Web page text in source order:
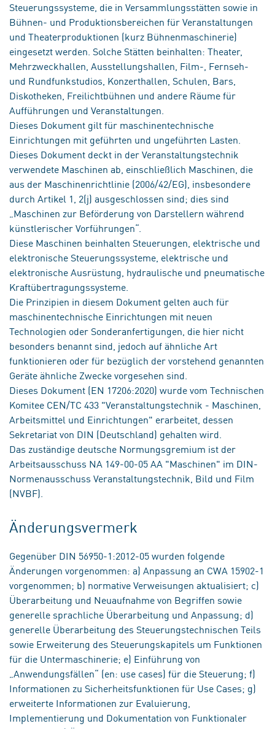
Steuerungssysteme, die in Versammlungsstätten sowie in
Bühnen- und Produktionsbereichen für Veranstaltungen
und Theaterproduktionen (kurz Bühnenmaschinerie)
eingesetzt werden. Solche Stätten beinhalten: Theater,
Mehrzweckhallen, Ausstellungshallen, Film-, Fernseh-
und Rundfunkstudios, Konzerthallen, Schulen, Bars,
Diskotheken, Freilichtbühnen und andere Räume für
Aufführungen und Veranstaltungen.
Dieses Dokument gilt für maschinentechnische
Einrichtungen mit geführten und ungeführten Lasten.
Dieses Dokument deckt in der Veranstaltungstechnik
verwendete Maschinen ab, einschließlich Maschinen, die
aus der Maschinenrichtlinie (2006/42/EG), insbesondere
durch Artikel 1, 2(j) ausgeschlossen sind; dies sind
„Maschinen zur Beförderung von Darstellern während
künstlerischer Vorführungen“.
Diese Maschinen beinhalten Steuerungen, elektrische und
elektronische Steuerungssysteme, elektrische und
elektronische Ausrüstung, hydraulische und pneumatische
Kraftübertragungssysteme.
Die Prinzipien in diesem Dokument gelten auch für
maschinentechnische Einrichtungen mit neuen
Technologien oder Sonderanfertigungen, die hier nicht
besonders benannt sind, jedoch auf ähnliche Art
funktionieren oder für bezüglich der vorstehend genannten
Geräte ähnliche Zwecke vorgesehen sind.
Dieses Dokument (EN 17206:2020) wurde vom Technischen
Komitee CEN/TC 433 "Veranstaltungstechnik - Maschinen,
Arbeitsmittel und Einrichtungen" erarbeitet, dessen
Sekretariat von DIN (Deutschland) gehalten wird.
Das zuständige deutsche Normungsgremium ist der
Arbeitsausschuss NA 149-00-05 AA "Maschinen" im DIN-
Normenausschuss Veranstaltungstechnik, Bild und Film
(NVBF).
Änderungsvermerk
Gegenüber DIN 56950-1:2012-05 wurden folgende
Änderungen vorgenommen: a) Anpassung an CWA 15902-1
vorgenommen; b) normative Verweisungen aktualisiert; c)
Überarbeitung und Neuaufnahme von Begriffen sowie
generelle sprachliche Überarbeitung und Anpassung; d)
generelle Überarbeitung des Steuerungstechnischen Teils
sowie Erweiterung des Steuerungskapitels um Funktionen
für die Untermaschinerie; e) Einführung von
„Anwendungsfällen“ (en: use cases) für die Steuerung; f)
Informationen zu Sicherheitsfunktionen für Use Cases; g)
erweiterte Informationen zur Evaluierung,
Implementierung und Dokumentation von Funktionaler